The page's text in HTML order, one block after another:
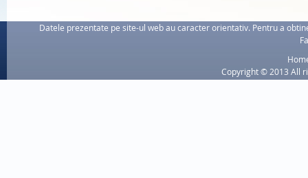
Datele prezentate pe site-ul web au caracter orientativ. Pentru a
Copyright © 2013 All